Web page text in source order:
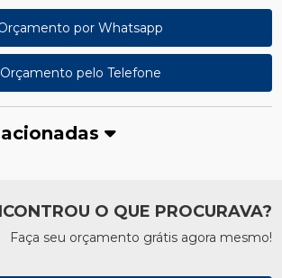
por Whatsapp
Orçamento pelo Telefone
O QUE PROCURAVA?
Faça seu orçamento grátis agora mesmo!